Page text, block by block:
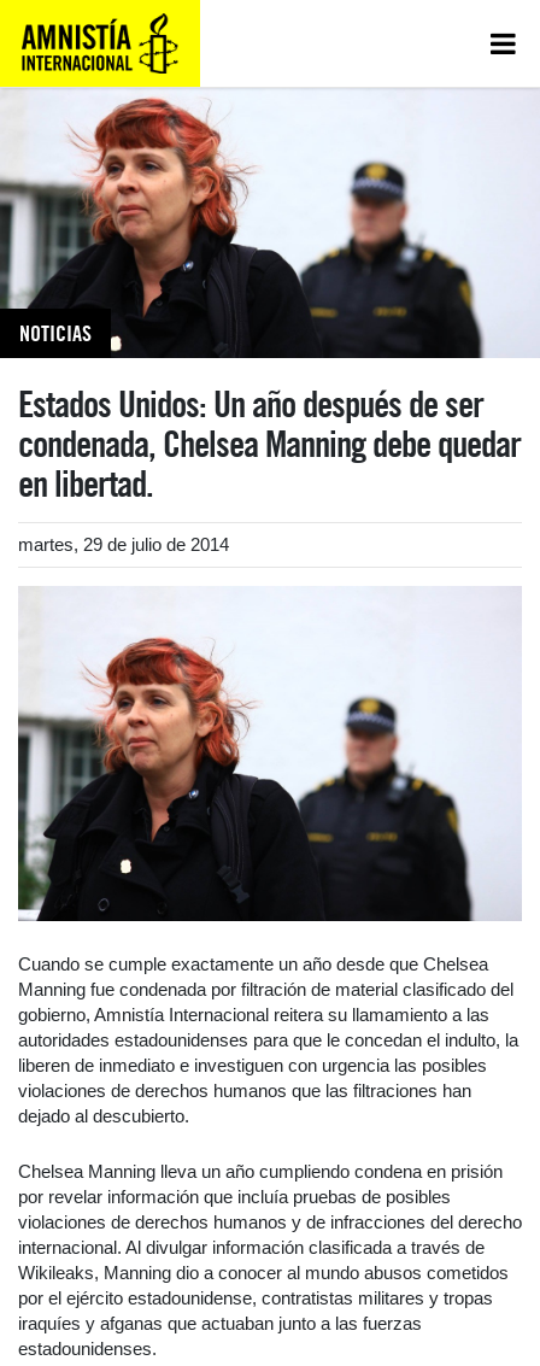
NOTICIAS
Estados Unidos: Un año después de ser
condenada, Chelsea Manning debe quedar
en libertad.
martes, 29 de julio de 2014
Cuando se cumple exactamente un año desde que Chelsea
Manning fue condenada por filtración de material clasificado del
gobierno, Amnistía Internacional reitera su llamamiento a las
autoridades estadounidenses para que le concedan el indulto, la
liberen de inmediato e investiguen con urgencia las posibles
violaciones de derechos humanos que las filtraciones han
dejado al descubierto.
Chelsea Manning lleva un año cumpliendo condena en prisión
por revelar información que incluía pruebas de posibles
violaciones de derechos humanos y de infracciones del derecho
internacional. Al divulgar información clasificada a través de
Wikileaks, Manning dio a conocer al mundo abusos cometidos
por el ejército estadounidense, contratistas militares y tropas
iraquíes y afganas que actuaban junto a las fuerzas
estadounidenses.